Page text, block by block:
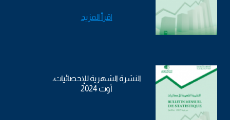
اقرأ المزيد
النشرة الشهرية للإحصائيات،
أوت 2024